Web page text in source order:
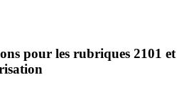
pour les rubriques 2101 et